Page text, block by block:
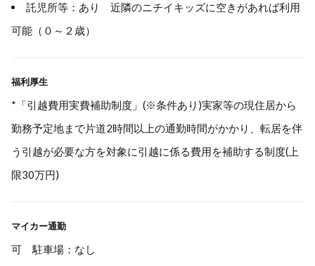
託児所等：あり 近隣のニチイキッズに空きがあれば利用
可能（０～２歳）
福利厚生
*「引越費用実費補助制度」(※条件あり)実家等の現住居から
勤務予定地まで片道2時間以上の通勤時間がかかり、転居を伴
う引越が必要な方を対象に引越に係る費用を補助する制度(上
限30万円)
マイカー通勤
可 駐車場：なし